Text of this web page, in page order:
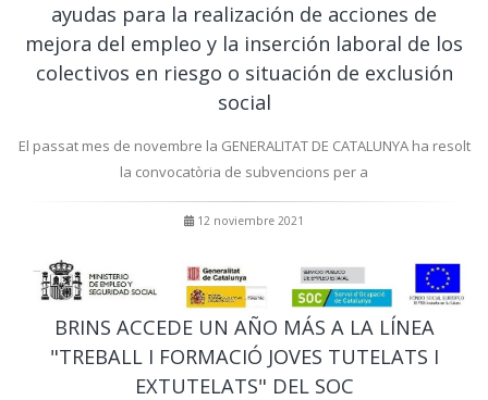
ayudas para la realización de acciones de
mejora del empleo y la inserción laboral de los
colectivos en riesgo o situación de exclusión
social
El passat mes de novembre la GENERALITAT DE CATALUNYA ha resolt
la convocatòria de subvencions per a
12 noviembre 2021
BRINS ACCEDE UN AÑO MÁS A LA LÍNEA
"TREBALL I FORMACIÓ JOVES TUTELATS I
EXTUTELATS" DEL SOC